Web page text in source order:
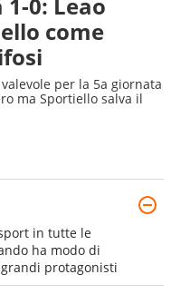
come
per la 5a giornata
ma Sportiello salva il
in tutte le
ha modo di
protagonisti